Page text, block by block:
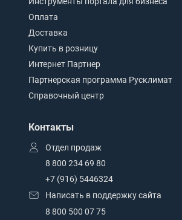
Оплата
Доставка
Купить в розницу
Интернет Партнер
Партнерская программа Русклимат
Справочный центр
Контакты
Отдел продаж
8 800 234 69 80
+7 (916) 5446324
Написать в поддержку сайта
8 800 500 07 75